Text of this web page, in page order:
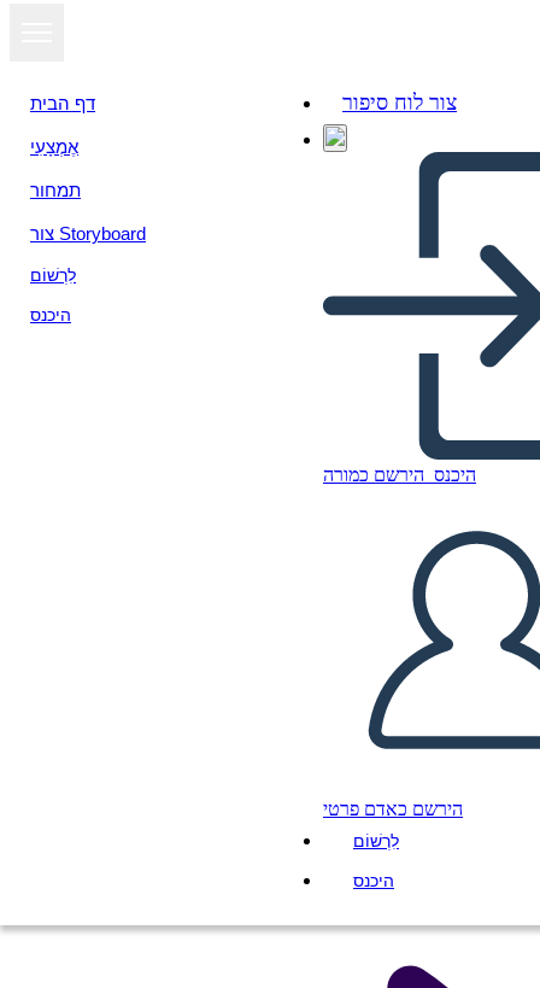
דף הבית
אֶמְצָעִי
תמחור
צור Storyboard
לִרְשׁוֹם
היכנס
צור לוח סיפור
היכנס הירשם כמורה
הירשם כאדם פרטי
לִרְשׁוֹם
היכנס
Point of תבנית פעילות צפו
ליצור לוח תכנון